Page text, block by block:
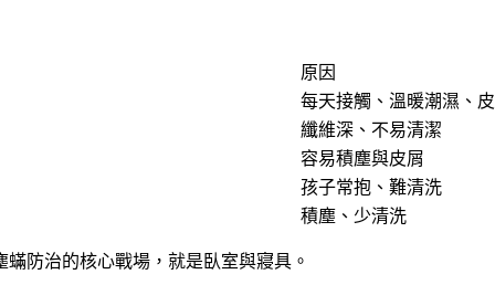
原因
每天接觸、溫暖潮濕、
纖維深、不易清潔
容易積塵與皮屑
孩子常抱、難清洗
積塵、少清洗
防治的核心戰場，就是臥室與寢具。